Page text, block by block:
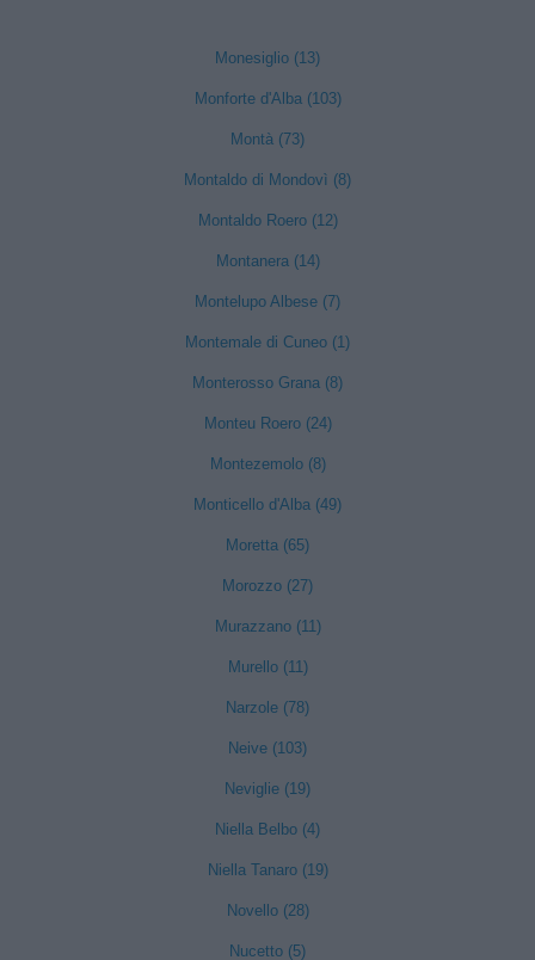
Monesiglio (13)
Monforte d'Alba (103)
Montà (73)
Montaldo di Mondovì (8)
Montaldo Roero (12)
Montanera (14)
Montelupo Albese (7)
Montemale di Cuneo (1)
Monterosso Grana (8)
Monteu Roero (24)
Montezemolo (8)
Monticello d'Alba (49)
Moretta (65)
Morozzo (27)
Murazzano (11)
Murello (11)
Narzole (78)
Neive (103)
Neviglie (19)
Niella Belbo (4)
Niella Tanaro (19)
Novello (28)
Nucetto (5)